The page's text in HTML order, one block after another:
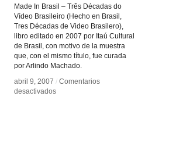
Made In Brasil – Três Décadas do
Vídeo Brasileiro (Hecho en Brasil,
Tres Décadas de Video Brasilero),
libro editado en 2007 por Itaú Cultural
de Brasil, con motivo de la muestra
que, con el mismo título, fue curada
por Arlindo Machado.
abril 9, 2007 / Comentarios
desactivadosen
abril 9, 2007 / Comentarios
desactivadosen